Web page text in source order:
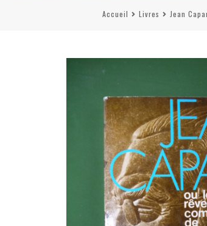
Accueil Livres Jean